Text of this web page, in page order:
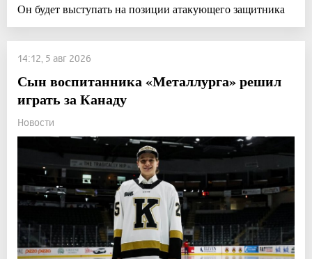
Он будет выступать на позиции атакующего защитника
14:12, 5 авг 2026
Сын воспитанника «Металлурга» решил
играть за Канаду
Новости